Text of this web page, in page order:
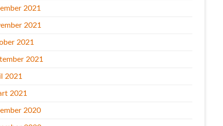
2021
2021
2021
2021
2021
2021
2020